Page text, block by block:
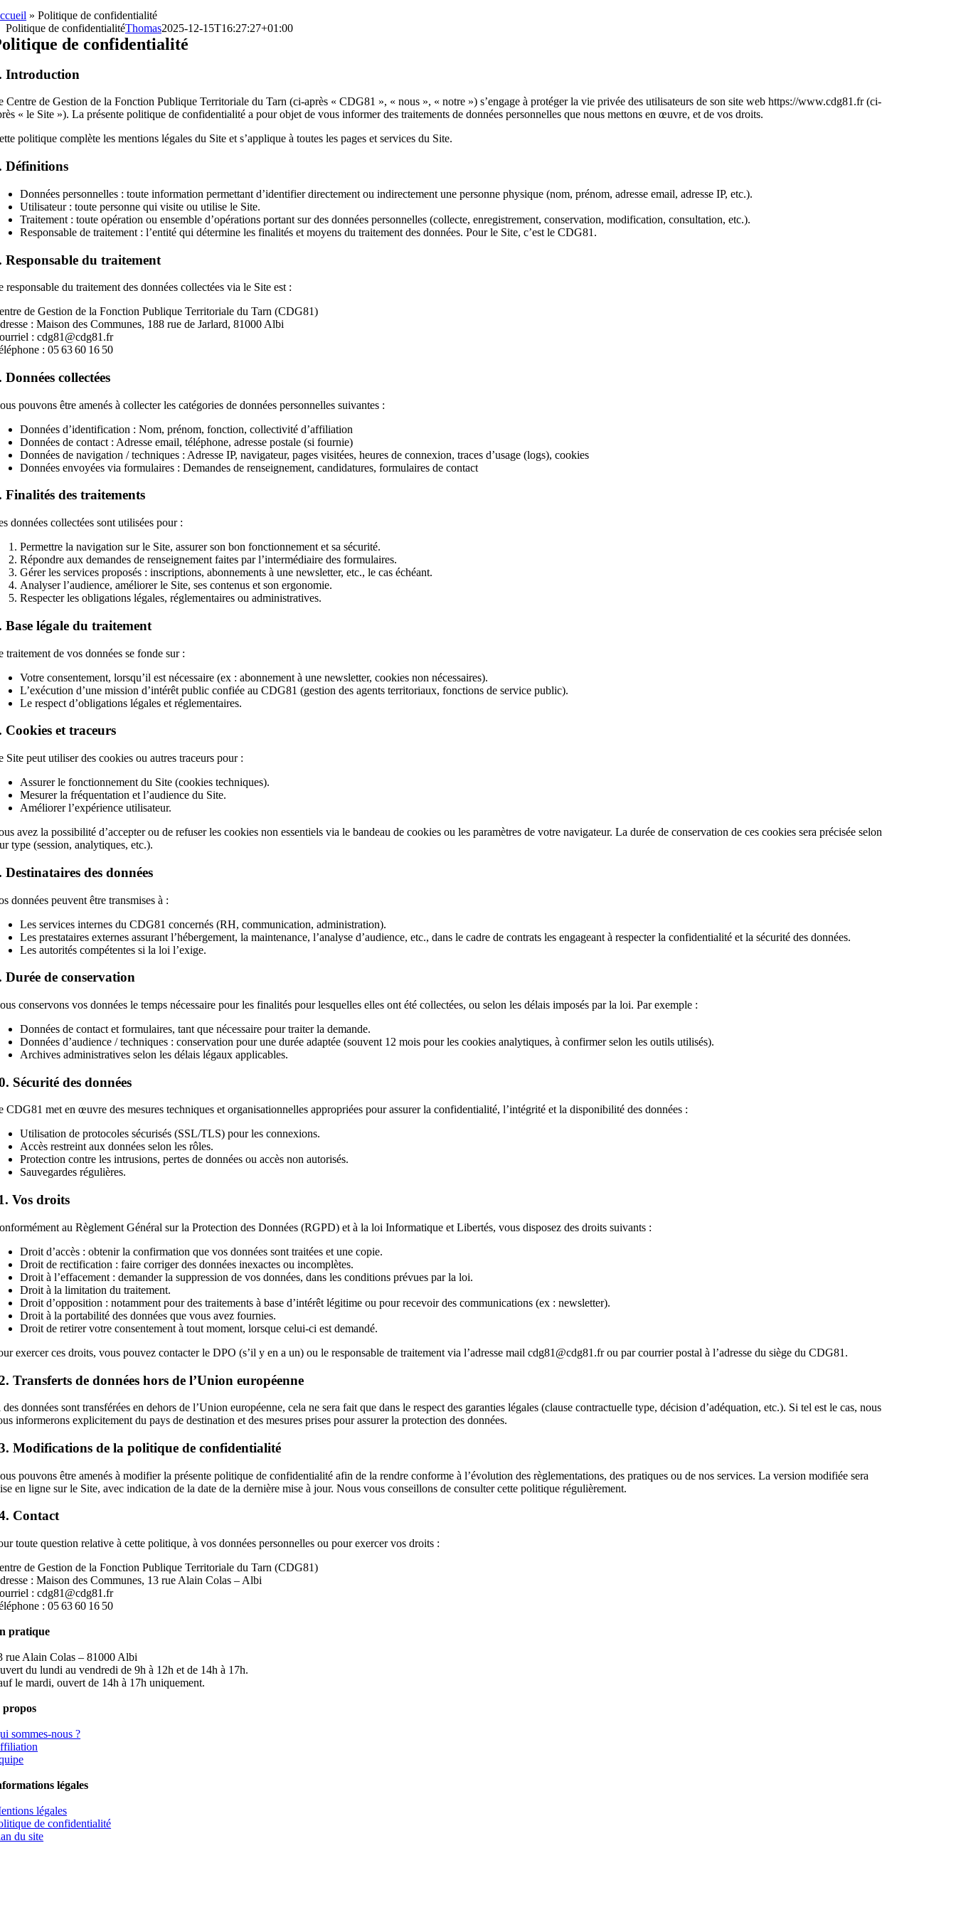
»Politique de confidentialité
Politique de confidentialitéThomas2025-12-15T16:27:27+01:00
de confidentialité
Introduction
Centre de Gestion de la Fonction Publique Territoriale du Tarn (ci-après « CDG81 », « nous », « notre ») s’engage à protéger la vie privée des utilisateurs de son site web https://www.cdg81.fr (ci-
« le Site »). La présente politique de confidentialité a pour objet de vous informer des traitements de données personnelles que nous mettons en œuvre, et de vos droits.
politique complète les mentions légales du Site et s’applique à toutes les pages et services du Site.
Définitions
Données personnelles : toute information permettant d’identifier directement ou indirectement une personne physique (nom, prénom, adresse email, adresse IP, etc.).
Utilisateur : toute personne qui visite ou utilise le Site.
Traitement : toute opération ou ensemble d’opérations portant sur des données personnelles (collecte, enregistrement, conservation, modification, consultation, etc.).
Responsable de traitement : l’entité qui détermine les finalités et moyens du traitement des données. Pour le Site, c’est le CDG81.
Responsable du traitement
responsable du traitement des données collectées via le Site est :
de Gestion de la Fonction Publique Territoriale du Tarn (CDG81)
: Maison des Communes, 188 rue de Jarlard, 81000 Albi
: cdg81@cdg81.fr
: 05 63 60 16 50
Données collectées
pouvons être amenés à collecter les catégories de données personnelles suivantes :
Données d’identification : Nom, prénom, fonction, collectivité d’affiliation
Données de contact : Adresse email, téléphone, adresse postale (si fournie)
Données de navigation / techniques : Adresse IP, navigateur, pages visitées, heures de connexion, traces d’usage (logs), cookies
Données envoyées via formulaires : Demandes de renseignement, candidatures, formulaires de contact
Finalités des traitements
données collectées sont utilisées pour :
Permettre la navigation sur le Site, assurer son bon fonctionnement et sa sécurité.
Répondre aux demandes de renseignement faites par l’intermédiaire des formulaires.
Gérer les services proposés : inscriptions, abonnements à une newsletter, etc., le cas échéant.
Analyser l’audience, améliorer le Site, ses contenus et son ergonomie.
Respecter les obligations légales, réglementaires ou administratives.
Base légale du traitement
traitement de vos données se fonde sur :
Votre consentement, lorsqu’il est nécessaire (ex : abonnement à une newsletter, cookies non nécessaires).
L’exécution d’une mission d’intérêt public confiée au CDG81 (gestion des agents territoriaux, fonctions de service public).
Le respect d’obligations légales et réglementaires.
Cookies et traceurs
Site peut utiliser des cookies ou autres traceurs pour :
Assurer le fonctionnement du Site (cookies techniques).
Mesurer la fréquentation et l’audience du Site.
Améliorer l’expérience utilisateur.
avez la possibilité d’accepter ou de refuser les cookies non essentiels via le bandeau de cookies ou les paramètres de votre navigateur. La durée de conservation de ces cookies sera précisée selon
type (session, analytiques, etc.).
Destinataires des données
données peuvent être transmises à :
Les services internes du CDG81 concernés (RH, communication, administration).
Les prestataires externes assurant l’hébergement, la maintenance, l’analyse d’audience, etc., dans le cadre de contrats les engageant à respecter la confidentialité et la sécurité des données.
Les autorités compétentes si la loi l’exige.
Durée de conservation
conservons vos données le temps nécessaire pour les finalités pour lesquelles elles ont été collectées, ou selon les délais imposés par la loi. Par exemple :
Données de contact et formulaires, tant que nécessaire pour traiter la demande.
Données d’audience / techniques : conservation pour une durée adaptée (souvent 12 mois pour les cookies analytiques, à confirmer selon les outils utilisés).
Archives administratives selon les délais légaux applicables.
Sécurité des données
CDG81 met en œuvre des mesures techniques et organisationnelles appropriées pour assurer la confidentialité, l’intégrité et la disponibilité des données :
Utilisation de protocoles sécurisés (SSL/TLS) pour les connexions.
Accès restreint aux données selon les rôles.
Protection contre les intrusions, pertes de données ou accès non autorisés.
Sauvegardes régulières.
Vos droits
au Règlement Général sur la Protection des Données (RGPD) et à la loi Informatique et Libertés, vous disposez des droits suivants :
Droit d’accès : obtenir la confirmation que vos données sont traitées et une copie.
Droit de rectification : faire corriger des données inexactes ou incomplètes.
Droit à l’effacement : demander la suppression de vos données, dans les conditions prévues par la loi.
Droit à la limitation du traitement.
Droit d’opposition : notamment pour des traitements à base d’intérêt légitime ou pour recevoir des communications (ex : newsletter).
Droit à la portabilité des données que vous avez fournies.
Droit de retirer votre consentement à tout moment, lorsque celui-ci est demandé.
exercer ces droits, vous pouvez contacter le DPO (s’il y en a un) ou le responsable de traitement via l’adresse mail cdg81@cdg81.fr ou par courrier postal à l’adresse du siège du CDG81.
Transferts de données hors de l’Union européenne
des données sont transférées en dehors de l’Union européenne, cela ne sera fait que dans le respect des garanties légales (clause contractuelle type, décision d’adéquation, etc.). Si tel est le cas, nous
informerons explicitement du pays de destination et des mesures prises pour assurer la protection des données.
Modifications de la politique de confidentialité
pouvons être amenés à modifier la présente politique de confidentialité afin de la rendre conforme à l’évolution des règlementations, des pratiques ou de nos services. La version modifiée sera
en ligne sur le Site, avec indication de la date de la dernière mise à jour. Nous vous conseillons de consulter cette politique régulièrement.
Contact
toute question relative à cette politique, à vos données personnelles ou pour exercer vos droits :
de Gestion de la Fonction Publique Territoriale du Tarn (CDG81)
: Maison des Communes, 13 rue Alain Colas – Albi
: cdg81@cdg81.fr
: 05 63 60 16 50
pratique
rue Alain Colas – 81000 Albi
du lundi au vendredi de 9h à 12h et de 14h à 17h.
le mardi, ouvert de 14h à 17h uniquement.
propos
sommes-nous ?
légales
légales
de confidentialité
du site